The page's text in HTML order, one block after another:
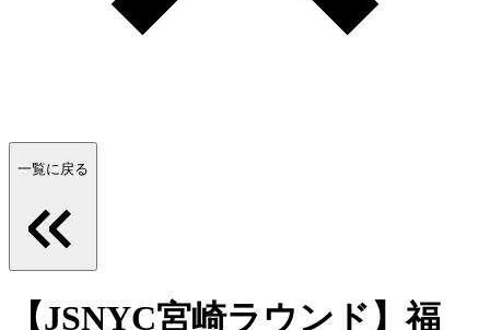
一覧に戻る
【JSNYC宮崎ラウンド】福